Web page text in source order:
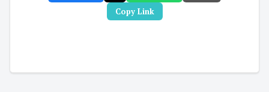
Copy Link